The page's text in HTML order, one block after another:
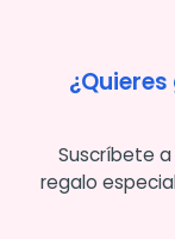
Suscríbete
regalo